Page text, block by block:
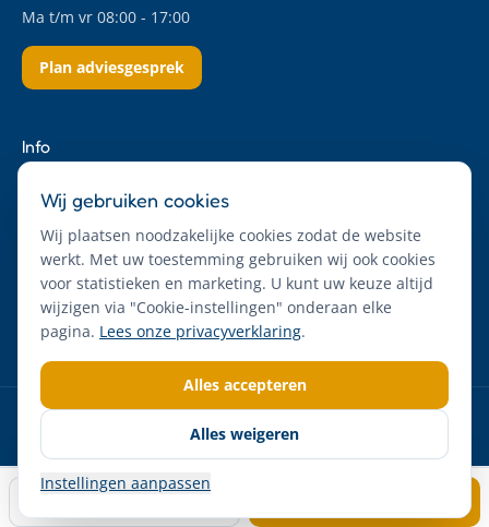
Ma t/m vr 08:00 - 17:00
Plan adviesgesprek
Info
Contact
Privacyverklaring
Algemene voorwaarden
Cookie-instellingen
© 2026 Duurzaam met Pruim. Alle rechten voorbehouden.
Wij gebruiken cookies
Wij plaatsen noodzakelijke cookies zodat de website
werkt. Met uw toestemming gebruiken wij ook cookies
voor statistieken en marketing. U kunt uw keuze altijd
wijzigen via "Cookie-instellingen" onderaan elke
pagina. Lees onze privacyverklaring.
Alles accepteren
Alles weigeren
Instellingen aanpassen